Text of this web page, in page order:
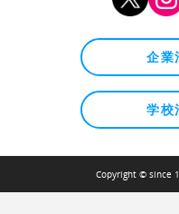
企業
学校
Copyright © since